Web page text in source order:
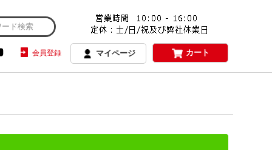
会員登録 マイページ カート